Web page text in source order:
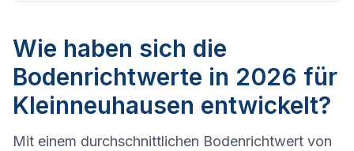
Wie haben sich die
Bodenrichtwerte in 2026 für
Kleinneuhausen entwickelt?
Mit einem durchschnittlichen Bodenrichtwert von